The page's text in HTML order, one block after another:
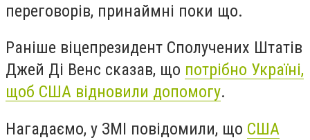
переговорів, принаймні поки що.
Раніше віцепрезидент Сполучених Штатів
Джей Ді Венс сказав, що потрібно Україні,
щоб США відновили допомогу.
Нагадаємо, у ЗМІ повідомили, що США